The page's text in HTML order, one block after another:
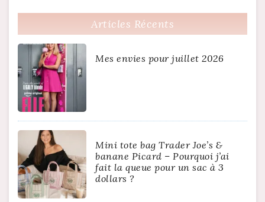
Articles Récents
Mes envies pour juillet 2026
Mini tote bag Trader Joe’s &
banane Picard – Pourquoi j’ai
fait la queue pour un sac à 3
dollars ?